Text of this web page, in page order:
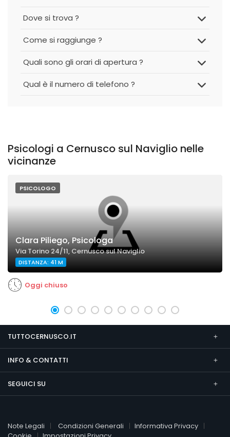
Dove si trova ?
Come si raggiunge ?
Quali sono gli orari di apertura ?
Qual è il numero di telefono ?
Psicologi a Cernusco sul Naviglio nelle
vicinanze
PSICOLOGO
Clara Piliego, Psicologa
Via Torino 24/11, Cernusco sul Naviglio
DISTANZA: 41 M
Oggi chiuso
TUTTOCERNUSCO.IT
INFO & CONTATTI
SEGUICI SU
Note Legali Condizioni Generali
Informativa Privacy